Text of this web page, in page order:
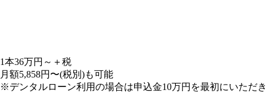
1本36万円～＋税
月額5,858円〜(税別)も可能
※デンタルローン利用の場合は申込金10万円を最初にいただき